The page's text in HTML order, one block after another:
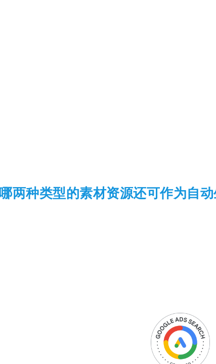
哪两种类型的素材资源还可作为自